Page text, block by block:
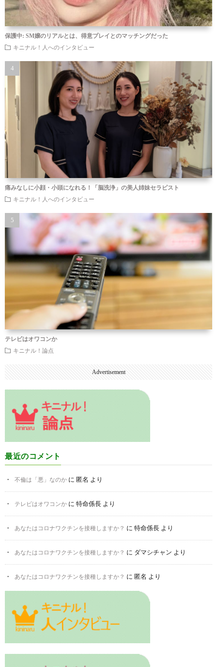
保護中: SM嬢のリアルとは、得意プレイとのマッチングだった
キニナル！人へのインタビュー
痛みなしに小顔・小頭になれる！「脳洗浄」の美人姉妹セラピスト
キニナル！人へのインタビュー
テレビはオワコンか
キニナル！論点
Advertisement
最近のコメント
不倫は「悪」なのか に 匿名 より
テレビはオワコンか に 特命係長 より
あなたはコロナワクチンを接種しますか？ に 特命係長 より
あなたはコロナワクチンを接種しますか？ に ダマシチャン より
あなたはコロナワクチンを接種しますか？ に 匿名 より